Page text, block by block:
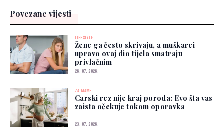
Povezane vijesti
LIFESTYLE
Žene ga često skrivaju, a muškarci
upravo ovaj dio tijela smatraju
privlačnim
26. 07. 2026.
ZA MAME
Carski rez nije kraj poroda: Evo šta vas
zaista očekuje tokom oporavka
23. 07. 2026.